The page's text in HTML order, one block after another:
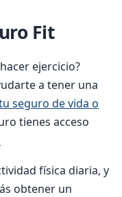
Fit
ejercicio?
a tener una
seguro de vida o
tienes acceso
física diaria, y
obtener un